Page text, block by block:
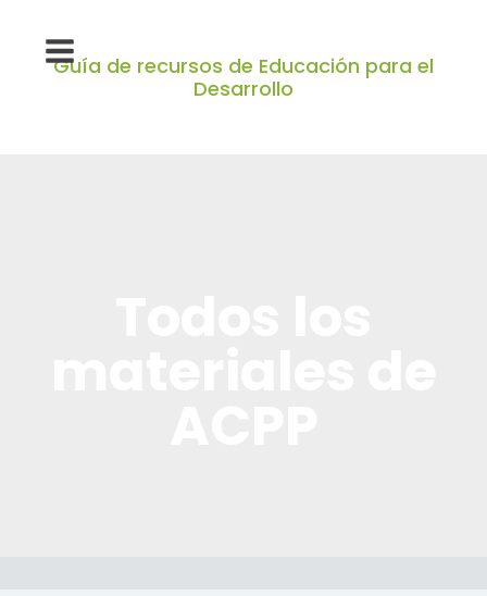
Guía de recursos de Educación para el
Desarrollo